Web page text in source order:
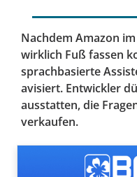
Nachdem Amazon
wirklich Fuß fassen
sprachbasierte
avisiert. Entwickler
ausstatten, die
verkaufen.